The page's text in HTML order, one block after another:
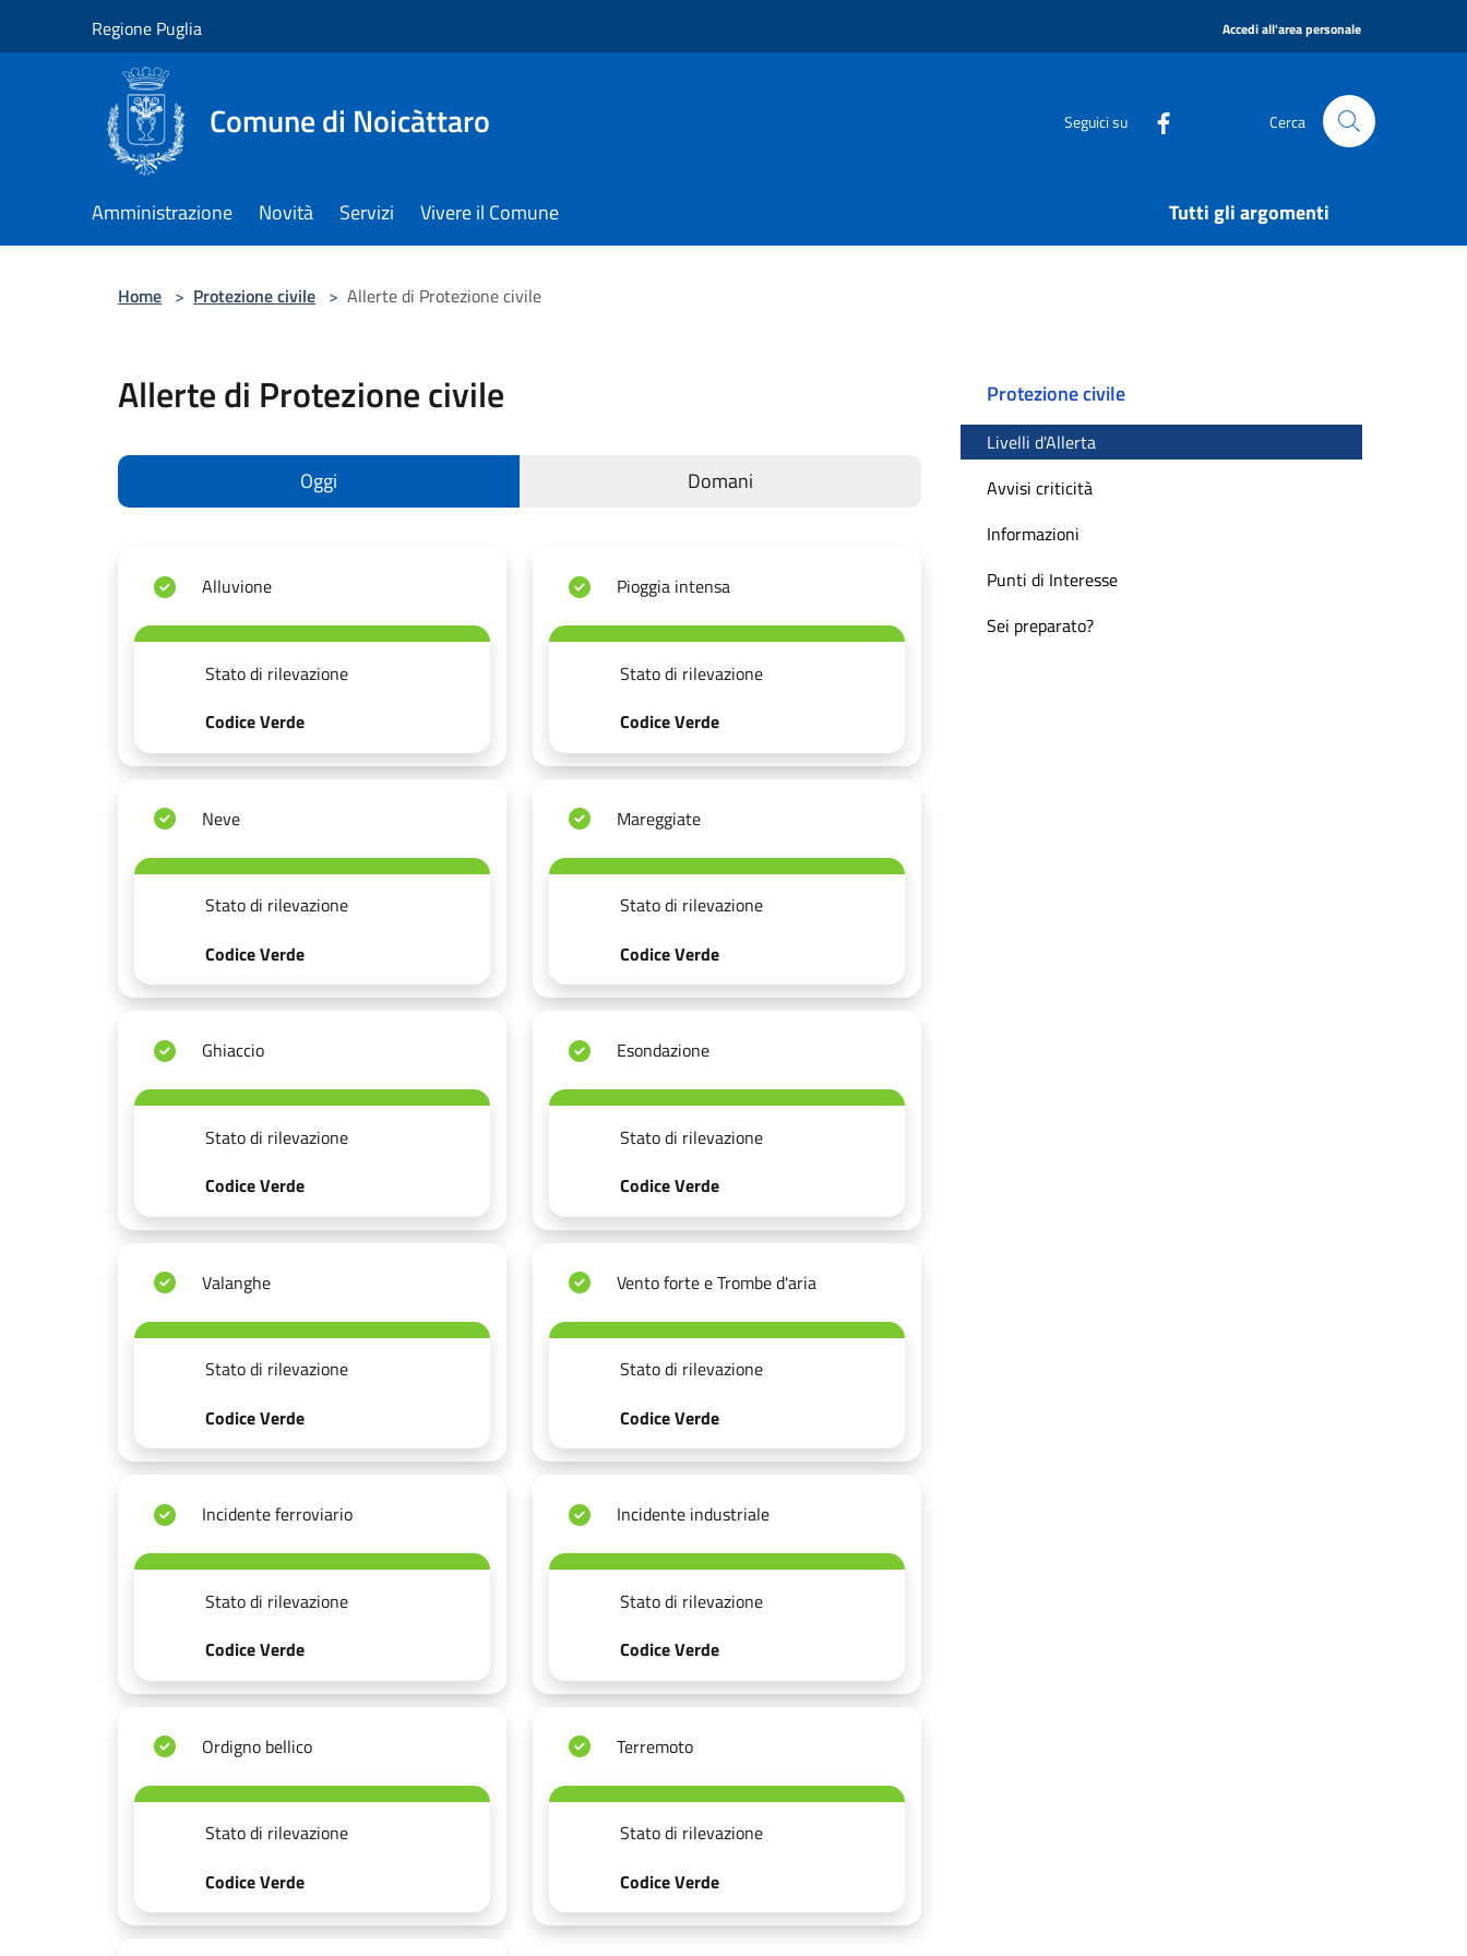
Regione Puglia Accedi all'area personale
Comune di Noicàttaro Seguici su Cerca
Amministrazione Novità Servizi Vivere il Comune Tutti gli argomenti
Home > Protezione civile > Allerte di Protezione civile
Allerte di Protezione civile
Oggi Domani
Alluvione
Stato di rilevazione
Codice Verde
Pioggia intensa
Stato di rilevazione
Codice Verde
Neve
Stato di rilevazione
Codice Verde
Mareggiate
Stato di rilevazione
Codice Verde
Ghiaccio
Stato di rilevazione
Codice Verde
Esondazione
Stato di rilevazione
Codice Verde
Valanghe
Stato di rilevazione
Codice Verde
Vento forte e Trombe d'aria
Stato di rilevazione
Codice Verde
Incidente ferroviario
Stato di rilevazione
Codice Verde
Incidente industriale
Stato di rilevazione
Codice Verde
Ordigno bellico
Stato di rilevazione
Codice Verde
Terremoto
Stato di rilevazione
Codice Verde
Protezione civile
Livelli d'Allerta
Avvisi criticità
Informazioni
Punti di Interesse
Sei preparato?